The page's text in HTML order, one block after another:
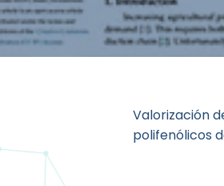
Valorización
polifenólicos